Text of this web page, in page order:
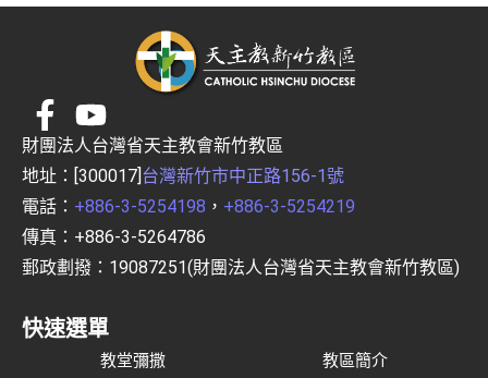
財團法人台灣省天主教會新竹教區
地址：[300017]台灣新竹市中正路156-1號
電話： +886-3-5254198 ， +886-3-5254219
傳真：+886-3-5264786
郵政劃撥：19087251(財團法人台灣省天主教會新竹教區)
快速選單
教堂彌撒 教區簡介